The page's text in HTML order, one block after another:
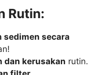
Rutin:
sedimen secara
dan kerusakan rutin.